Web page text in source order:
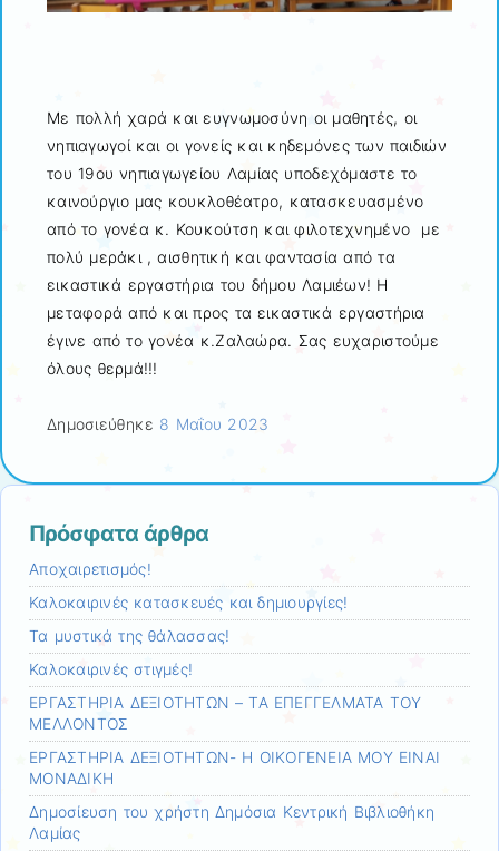
Με πολλή χαρά και ευγνωμοσύνη οι μαθητές, οι
νηπιαγωγοί και οι γονείς και κηδεμόνες των παιδιών
του 19ου νηπιαγωγείου Λαμίας υποδεχόμαστε το
καινούργιο μας κουκλοθέατρο, κατασκευασμένο
από το γονέα κ. Κουκούτση και φιλοτεχνημένο με
πολύ μεράκι , αισθητική και φαντασία από τα
εικαστικά εργαστήρια του δήμου Λαμιέων! Η
μεταφορά από και προς τα εικαστικά εργαστήρια
έγινε από το γονέα κ.Ζαλαώρα. Σας ευχαριστούμε
όλους θερμά!!!
Δημοσιεύθηκε 8 Μαΐου 2023
Πρόσφατα άρθρα
Αποχαιρετισμός!
Καλοκαιρινές κατασκευές και δημιουργίες!
Τα μυστικά της θάλασσας!
Καλοκαιρινές στιγμές!
ΕΡΓΑΣΤΗΡΙΑ ΔΕΞΙΟΤΗΤΩΝ – ΤΑ ΕΠΕΓΓΕΛΜΑΤΑ ΤΟΥ
ΜΕΛΛΟΝΤΟΣ
ΕΡΓΑΣΤΗΡΙΑ ΔΕΞΙΟΤΗΤΩΝ- Η ΟΙΚΟΓΕΝΕΙΑ ΜΟΥ ΕΙΝΑΙ
ΜΟΝΑΔΙΚΗ
Δημοσίευση του χρήστη Δημόσια Κεντρική Βιβλιοθήκη
Λαμίας